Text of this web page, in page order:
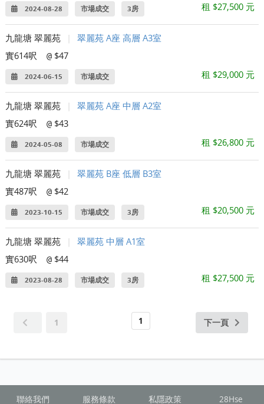
2024-08-28 市場成交 3房 租 $27,500 元
九龍塘 翠麗苑
翠麗苑 A座 高層 A3室
實614呎
@ $47
2024-06-15 市場成交 租 $29,000 元
九龍塘 翠麗苑
翠麗苑 A座 中層 A2室
實624呎
@ $43
2024-05-08 市場成交 租 $26,800 元
九龍塘 翠麗苑
翠麗苑 B座 低層 B3室
實487呎
@ $42
2023-10-15 市場成交 3房 租 $20,500 元
九龍塘 翠麗苑
翠麗苑 中層 A1室
實630呎
@ $44
2023-08-28 市場成交 3房 租 $27,500 元
1 1 下一頁
聯絡我們 服務條款 私隱政策 28Hse